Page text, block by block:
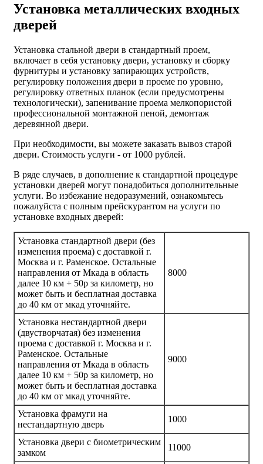
Установка металлических входных
дверей
Установка стальной двери в стандартный проем,
включает в себя установку двери, установку и сборку
фурнитуры и установку запирающих устройств,
регулировку положения двери в проеме по уровню,
регулировку ответных планок (если предусмотрены
технологически), запенивание проема мелкопористой
профессиональной монтажной пеной, демонтаж
деревянной двери.
При необходимости, вы можете заказать вывоз старой
двери. Стоимость услуги - от 1000 рублей.
В ряде случаев, в дополнение к стандартной процедуре
установки дверей могут понадобиться дополнительные
услуги. Во избежание недоразумений, ознакомьтесь
пожалуйста с полным прейскурантом на услуги по
установке входных дверей:
Установка стандартной двери (без
изменения проема) с доставкой г.
Москва и г. Раменское. Остальные
направления от Мкада в область
далее 10 км + 50р за километр, но
может быть и бесплатная доставка
до 40 км от мкад уточняйте.
8000
Установка нестандартной двери
(двустворчатая) без изменения
проема с доставкой г. Москва и г.
Раменское. Остальные
направления от Мкада в область
далее 10 км + 50р за километр, но
может быть и бесплатная доставка
до 40 км от мкад уточняйте.
9000
Установка фрамуги на
нестандартную дверь
1000
Установка двери с биометрическим
замком
11000